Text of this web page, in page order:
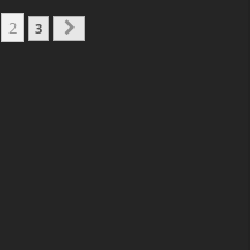
2 3